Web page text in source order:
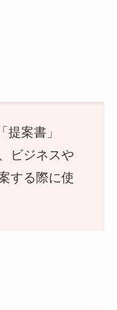
案書」
ビジネスや
する際に使